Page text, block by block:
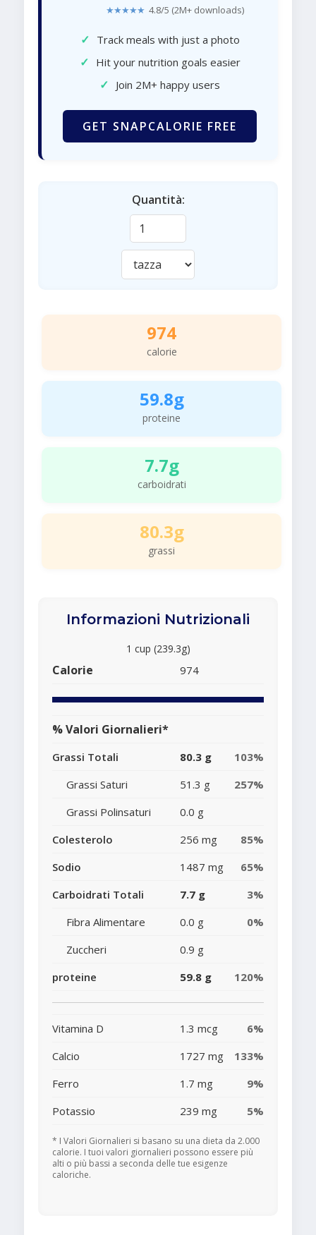
★★★★★ 4.8/5 (2M+ downloads)
✓ Track meals with just a photo
✓ Hit your nutrition goals easier
✓ Join 2M+ happy users
GET SNAPCALORIE FREE
Quantità:
974
calorie
59.8g
proteine
7.7g
carboidrati
80.3g
grassi
Informazioni Nutrizionali
1 cup (239.3g)
Calorie 974
% Valori Giornalieri*
Grassi Totali 80.3 g
103%
Grassi Saturi
51.3 g
257%
Grassi Polinsaturi
0.0 g
Colesterolo
256 mg
85%
Sodio
1487 mg
65%
Carboidrati Totali
7.7 g
3%
Fibra Alimentare
0.0 g
0%
Zuccheri
0.9 g
proteine
59.8 g 120%
Vitamina D 1.3 mcg
6%
Calcio
1727 mg
133%
Ferro
1.7 mg
9%
Potassio
239 mg 5%
* I Valori Giornalieri si basano su una dieta da 2.000
calorie. I tuoi valori giornalieri possono essere più
alti o più bassi a seconda delle tue esigenze
caloriche.